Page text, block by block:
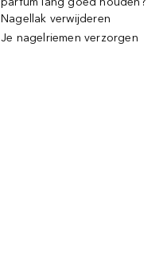
Nagellak verwijderen
Je nagelriemen verzorgen